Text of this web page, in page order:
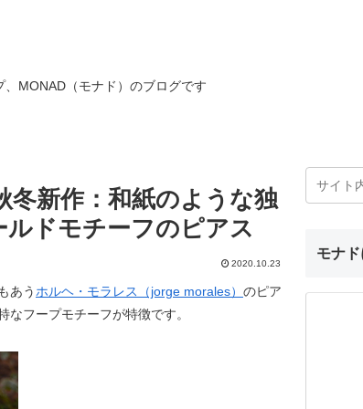
MONAD（モナド）のブログです
冬新作：和紙のような独
ドモチーフのピアス
2020.10.23
あう ホルヘ・モラレス（jorge morales） のピア
なフープモチーフが特徴です。
モナ